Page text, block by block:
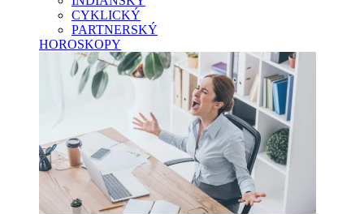
CYKLICKÝ
PARTNERSKÝ
HOROSKOPY